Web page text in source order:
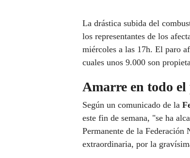
La drástica subida del
los representantes de los
miércoles a las 17h. El paro
cuales unos 9.000 son
Amarre en todo el
Según un comunicado de la
este fin de semana, "se ha
Permanente de la Federación
extraordinaria, por la